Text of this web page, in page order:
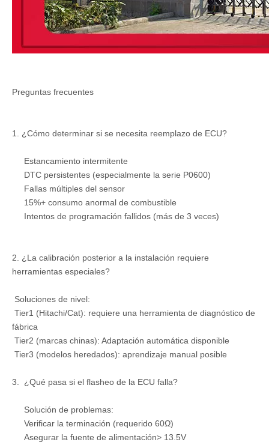
Preguntas frecuentes
1. ¿Cómo determinar si se necesita reemplazo de ECU?
Estancamiento intermitente
DTC persistentes (especialmente la serie P0600)
Fallas múltiples del sensor
15%+ consumo anormal de combustible
Intentos de programación fallidos (más de 3 veces)
2. ¿La calibración posterior a la instalación requiere
herramientas especiales?
Soluciones de nivel:
Tier1 (Hitachi/Cat): requiere una herramienta de diagnóstico de
fábrica
Tier2 (marcas chinas): Adaptación automática disponible
Tier3 (modelos heredados): aprendizaje manual posible
3. ¿Qué pasa si el flasheo de la ECU falla?
Solución de problemas:
Verificar la terminación (requerido 60Ω)
Asegurar la fuente de alimentación> 13.5V